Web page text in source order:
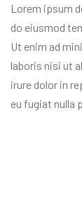
Lorem ipsum
do eiusmod
Ut enim ad
laboris nisi ut
irure dolor in
eu fugiat nulla